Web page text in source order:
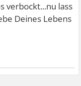
verbockt...nu lass
Deines Lebens